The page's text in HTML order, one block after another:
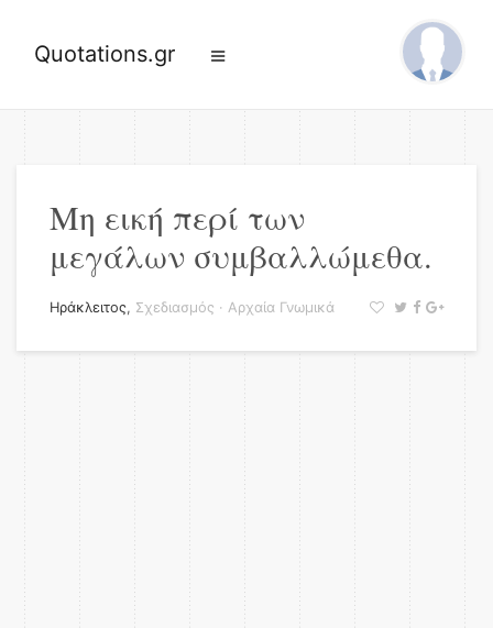
Quotations.gr
Μη εική περί των
μεγάλων συμβαλλώμεθα.
Ηράκλειτος, Σχεδιασμός · Αρχαία Γνωμικά